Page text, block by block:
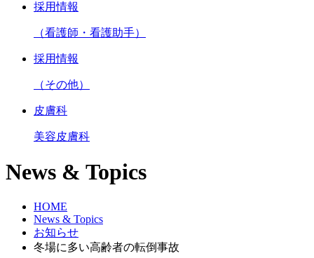
採用情報
（看護師・看護助手）
採用情報
（その他）
皮膚科
美容皮膚科
News & Topics
HOME
News & Topics
お知らせ
冬場に多い高齢者の転倒事故